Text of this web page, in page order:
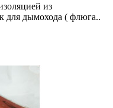
из
для дымохода ( флюга..